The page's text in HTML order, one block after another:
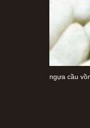
ngựa cầu